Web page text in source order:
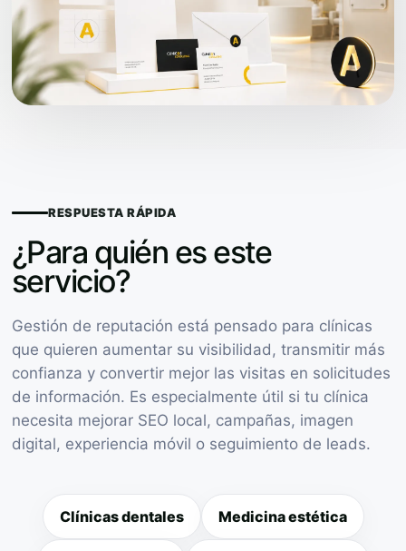
RESPUESTA RÁPIDA
¿Para quién es este
servicio?
Gestión de reputación está pensado para clínicas
que quieren aumentar su visibilidad, transmitir más
confianza y convertir mejor las visitas en solicitudes
de información. Es especialmente útil si tu clínica
necesita mejorar SEO local, campañas, imagen
digital, experiencia móvil o seguimiento de leads.
Clínicas dentales Medicina estética